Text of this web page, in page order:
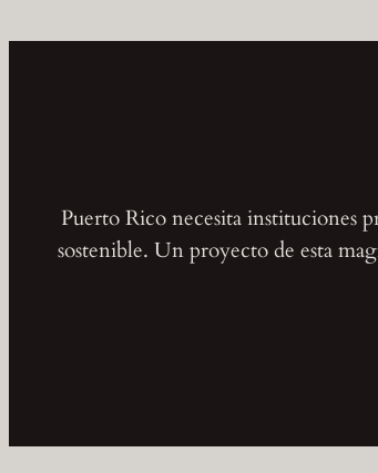
Puerto Rico necesita instituciones
sostenible. Un proyecto de esta